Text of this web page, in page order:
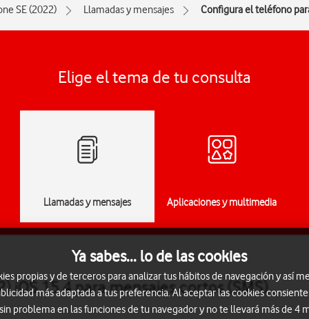
SE (2022) Llamadas y mensajes Configura el teléfono
Elige el tema de tu consulta
Llamadas y mensajes Aplicaciones y multimedia
iOS 15.4 para mensajes cortos (SMS)
Ya sabes... lo de las cookies
propias y de terceros para analizar tus hábitos de navegación y así
más adaptada a tus preferencia. Al aceptar las cookies
problema en las funciones de tu navegador y no te llevará más de 4